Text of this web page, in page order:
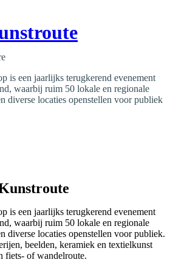
is een jaarlijks terugkerend evenement
waarbij ruim 50 lokale en regionale
diverse locaties openstellen voor publiek
is een jaarlijks terugkerend evenement
waarbij ruim 50 lokale en regionale
diverse locaties openstellen voor publiek.
beelden, keramiek en textielkunst
fiets- of wandelroute.